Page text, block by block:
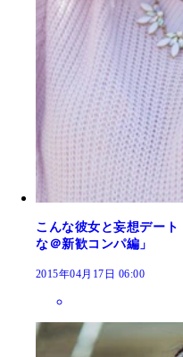
こんな彼女と妄想デー
な＠新歓コンパ編」
2015年04月17日 06:00